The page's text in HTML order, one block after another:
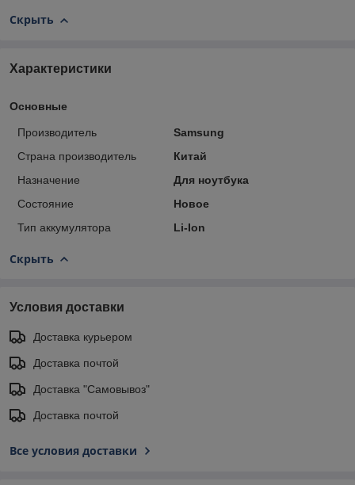
Скрыть
Характеристики
Основные
Производитель
Samsung
Страна производитель
Китай
Назначение
Для ноутбука
Состояние
Новое
Тип аккумулятора
Li-Ion
Скрыть
Условия доставки
Доставка курьером
Доставка почтой
Доставка "Самовывоз"
Доставка почтой
Все условия доставки